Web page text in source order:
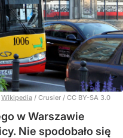
Wikipedia / Crusier / CC BY-SA 3.0
w Warszawie
Nie spodobało się